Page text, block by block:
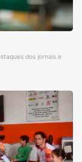
dos jornais e